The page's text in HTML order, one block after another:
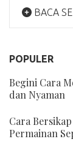
BACA
POPULER
Begini Cara
dan Nyaman
Cara
Permainan